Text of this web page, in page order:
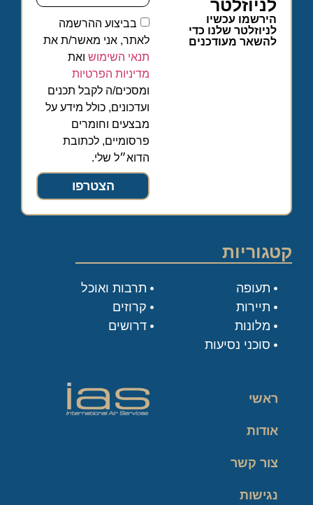
לניוזלטר
הירשמו עכשיו
לניוזלטר שלנו כדי
להשאר מעודכנים
בביצוע ההרשמה
לאתר, אני מאשר/ת את
תנאי השימוש ואת
מדיניות הפרטיות
ומסכים/ה לקבל תכנים
ועדכונים, כולל מידע על
מבצעים וחומרים
פרסומיים, לכתובת
הדוא״ל שלי.
הצטרפו
קטגוריות
תעופה
תיירות
מלונות
סוכני נסיעות
תרבות ואוכל
קרוזים
דרושים
ראשי
אודות
צור קשר
נגישות